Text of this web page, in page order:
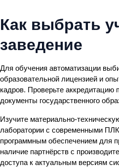
Как выбрать
заведение
Для обучения автоматизации
образовательной лицензией и
кадров. Проверьте аккредитацию
документы государственного
Изучите материально-
лаборатории с современными
программным обеспечением для
наличие партнёрств с
доступа к актуальным версиям